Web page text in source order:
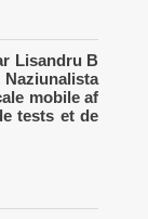
Lisandru B
mobile af
tests et de